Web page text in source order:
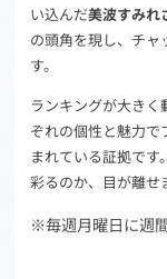
い込んだ美波すみれ
の頭角を現し、チャ
す。
ランキングが大き
ぞれの個性と魅力
まれている証拠で
彩るのか、目が離せ
※毎週月曜日に週